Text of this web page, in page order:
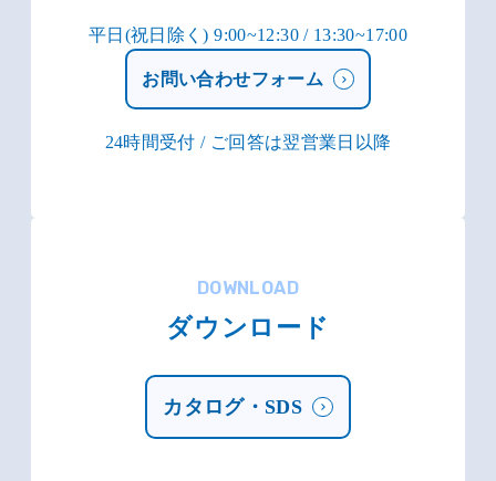
平日(祝日除く) 9:00~12:30 / 13:30~17:00
お問い合わせフォーム
24時間受付 / ご回答は翌営業日以降
DOWNLOAD
ダウンロード
カタログ・SDS